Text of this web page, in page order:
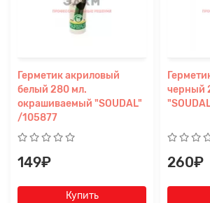
Герметик акриловый
белый 280 мл.
окрашиваемый "SOUDAL"
/105877
149₽
Купить
черный
260₽